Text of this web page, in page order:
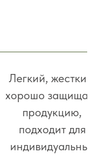
Легкий, жесткий,
хорошо защищает
продукцию,
подходит для
индивидуальных